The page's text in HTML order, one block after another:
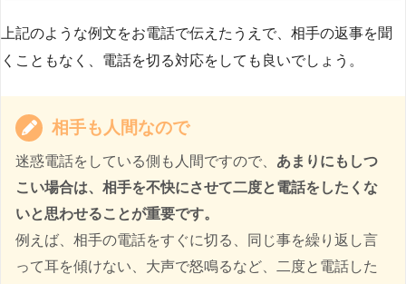
上記のような例文をお電話で伝えたうえで、相手の返事を聞
くこともなく、電話を切る対応をしても良いでしょう。
相手も人間なので
迷惑電話をしている側も人間ですので、 あまりにもしつ
こい場合は、相手を不快にさせて二度と電話をしたくな
いと思わせることが重要です。
例えば、相手の電話をすぐに切る、同じ事を繰り返し言
って耳を傾けない、大声で怒鳴るなど、二度と電話した